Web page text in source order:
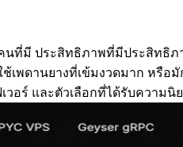
ที่มี ประสิทธิภาพที่มีประสิทธิภ
เพดานยางที่เข้มงวดมาก หรื
วอร์ และตัวเลือกที่ได้รับควา